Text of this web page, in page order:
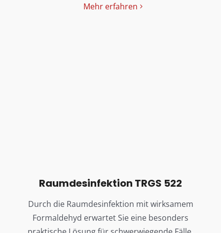
Mehr erfahren
Raumdesinfektion TRGS 522
Durch die Raumdesinfektion mit wirksamem
Formaldehyd erwartet Sie eine besonders